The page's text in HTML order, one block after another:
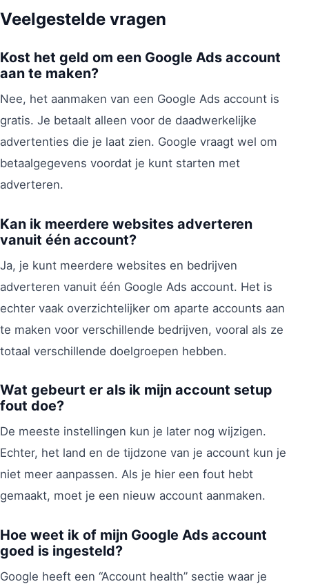
Veelgestelde vragen
Kost het geld om een Google Ads account
aan te maken?
Nee, het aanmaken van een Google Ads account is
gratis. Je betaalt alleen voor de daadwerkelijke
advertenties die je laat zien. Google vraagt wel om
betaalgegevens voordat je kunt starten met
adverteren.
Kan ik meerdere websites adverteren
vanuit één account?
Ja, je kunt meerdere websites en bedrijven
adverteren vanuit één Google Ads account. Het is
echter vaak overzichtelijker om aparte accounts aan
te maken voor verschillende bedrijven, vooral als ze
totaal verschillende doelgroepen hebben.
Wat gebeurt er als ik mijn account setup
fout doe?
De meeste instellingen kun je later nog wijzigen.
Echter, het land en de tijdzone van je account kun je
niet meer aanpassen. Als je hier een fout hebt
gemaakt, moet je een nieuw account aanmaken.
Hoe weet ik of mijn Google Ads account
goed is ingesteld?
Google heeft een “Account health” sectie waar je